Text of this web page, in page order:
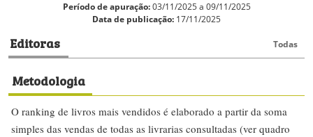
Período de apuração:03/11/2025 a 09/11/2025
Data de publicação: 17/11/2025
Editoras Todas
Metodologia
O ranking de livros mais vendidos é elaborado a partir da soma
simples das vendas de todas as livrarias consultadas (ver quadro